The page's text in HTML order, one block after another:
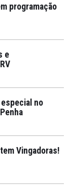
programação
e
no
Vingadoras!